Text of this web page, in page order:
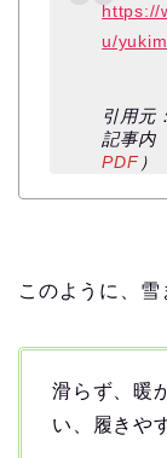
https://
u/
引用元
記事内
PDF ）
このように、
滑らず、暖
い、履きや